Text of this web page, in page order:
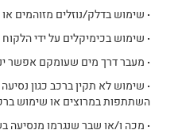
• שימוש בדלק/נוזלים מזוהמים
• שימוש בכימיקלים על ידי
• מעבר דרך מים שעומקם אפשר
• שימוש לא תקין ברכב כגון
השתתפות במרוצים או שימוש
• מכה ו/או שבר שנגרמו